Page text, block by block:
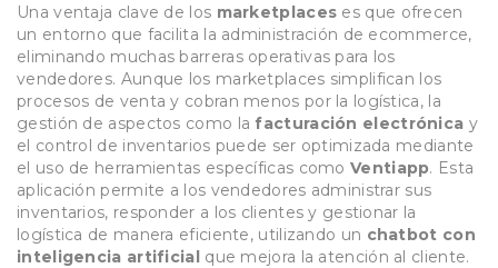
Una ventaja clave de los marketplaces es que ofrecen
un entorno que facilita la administración de ecommerce,
eliminando muchas barreras operativas para los
vendedores. Aunque los marketplaces simplifican los
procesos de venta y cobran menos por la logística, la
gestión de aspectos como la facturación electrónica y
el control de inventarios puede ser optimizada mediante
el uso de herramientas específicas comoVentiapp. Esta
aplicación permite a los vendedores administrar sus
inventarios, responder a los clientes y gestionar la
logística de manera eficiente, utilizando un chatbot con
inteligencia artificialque mejora la atención al cliente.